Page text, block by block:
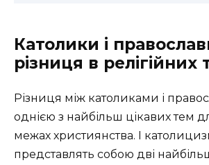
Католики і
різниця в релігійних
Різниця між католиками і
однією з найбільш цікавих тем
межах християнства. І
представлять собою дві